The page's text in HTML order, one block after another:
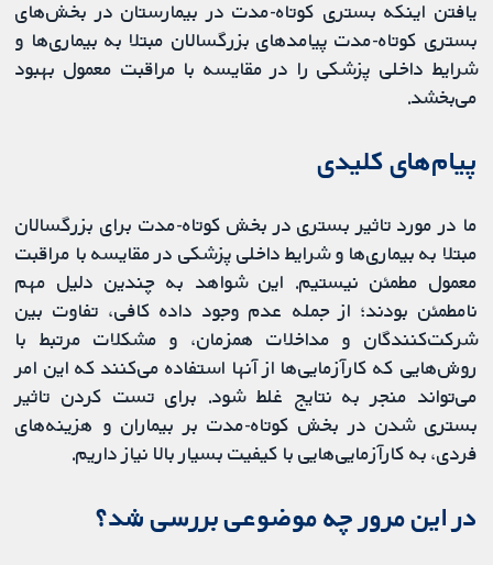
یافتن اینکه بستری کوتاه‌-مدت در بیمارستان در بخش‌های
بستری کوتاه‌-مدت پیامدهای بزرگسالان مبتلا به بیماری‌ها و
شرایط داخلی پزشکی را در مقایسه با مراقبت معمول بهبود
می‌بخشد.
پیام‌های کلیدی
ما در مورد تاثیر بستری در بخش کوتاه‌-مدت برای بزرگسالان
مبتلا به بیماری‌ها و شرایط داخلی پزشکی در مقایسه با مراقبت
معمول مطمئن نیستیم. این شواهد به چندین دلیل مهم
نامطمئن بودند؛ از جمله عدم وجود داده کافی، تفاوت بین
شرکت‌کنندگان و مداخلات همزمان، و مشکلات مرتبط با
روش‌هایی که کارآزمایی‌ها از آنها استفاده می‌کنند که این امر
می‌تواند منجر به نتایج غلط شود. برای تست کردن تاثیر
بستری شدن در بخش کوتاه‌-مدت بر بیماران و هزینه‌های
فردی، به کارآزمایی‌هایی با کیفیت بسیار بالا نیاز داریم.
در این مرور چه موضوعی بررسی شد؟